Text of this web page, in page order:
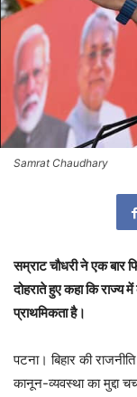
Samrat Chaudhary
सम्राट चौधरी ने एक बार
दोहराते हुए कहा कि राज्य
प्राथमिकता है।
पटना। बिहार की
कानून-व्यवस्था का मुद्दा